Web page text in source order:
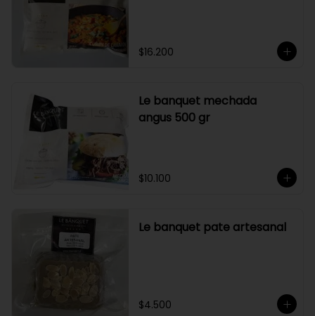
$16.200
Le banquet mechada
angus 500 gr
$10.100
Le banquet pate artesanal
$4.500